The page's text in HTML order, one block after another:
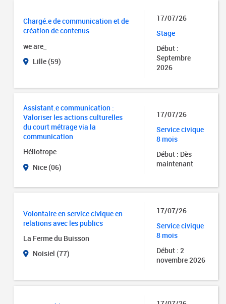
Chargé.e de communication et de
création de contenus
we are_
Lille (59)
17/07/26
Stage
Début :
Septembre
2026
Assistant.e communication :
Valoriser les actions culturelles
du court métrage via la
communication
Héliotrope
Nice (06)
17/07/26
Service civique
8 mois
Début : Dès
maintenant
Volontaire en service civique en
relations avec les publics
La Ferme du Buisson
Noisiel (77)
17/07/26
Service civique
8 mois
Début : 2
novembre 2026